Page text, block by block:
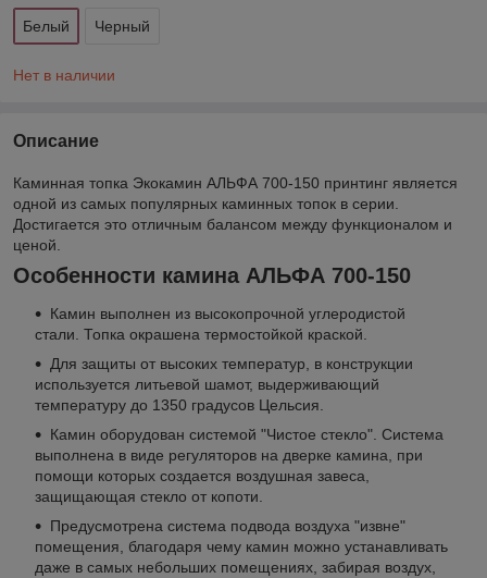
Белый Черный
Нет в наличии
Описание
Каминная топка Экокамин АЛЬФА 700-150 принтинг является
одной из самых популярных каминных топок в серии.
Достигается это отличным балансом между функционалом и
ценой.
Особенности камина АЛЬФА 700-150
Камин выполнен из высокопрочной углеродистой
стали. Топка окрашена термостойкой краской.
Для защиты от высоких температур, в конструкции
используется литьевой шамот, выдерживающий
температуру до 1350 градусов Цельсия.
Камин оборудован системой "Чистое стекло". Система
выполнена в виде регуляторов на дверке камина, при
помощи которых создается воздушная завеса,
защищающая стекло от копоти.
Предусмотрена система подвода воздуха "извне"
помещения, благодаря чему камин можно устанавливать
даже в самых небольших помещениях, забирая воздух,